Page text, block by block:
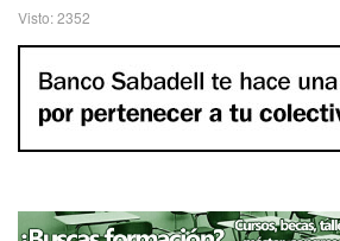
Visto: 2352